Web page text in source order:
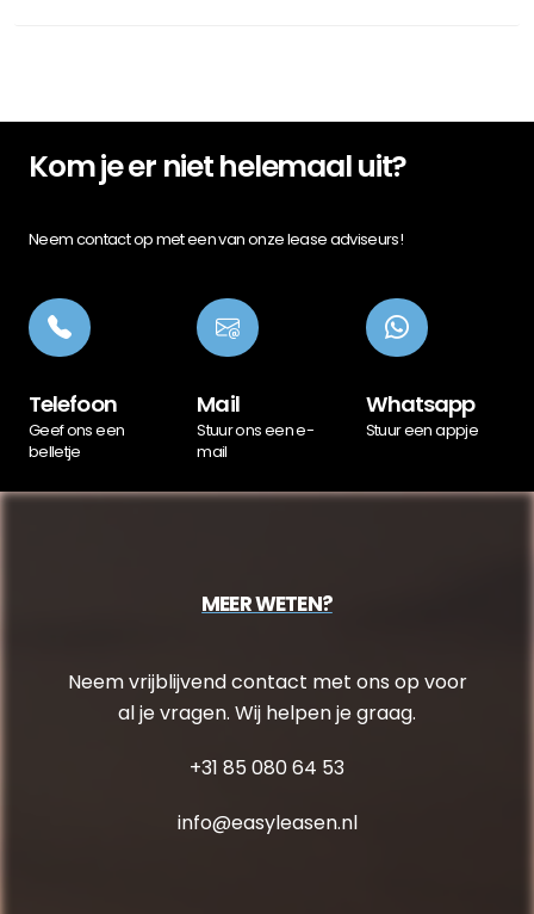
Kom je er niet helemaal uit?
Neem contact op met een van onze lease adviseurs!
Telefoon
Geef ons een
belletje
Mail
Stuur ons een e-
mail
Whatsapp
Stuur een appje
MEER WETEN?
Neem vrijblijvend contact met ons op voor
al je vragen. Wij helpen je graag.
+31 85 080 64 53
info@easyleasen.nl